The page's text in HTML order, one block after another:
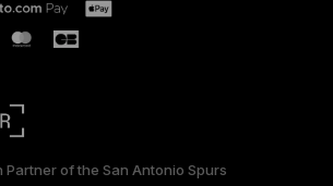
of the San Antonio Spurs